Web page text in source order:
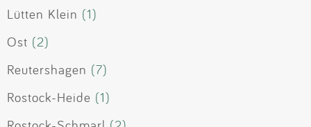
Lütten Klein (1)
Ost (2)
Reutershagen (7)
Rostock-Heide (1)